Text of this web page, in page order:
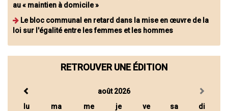
au « maintien à domicile »
Le bloc communal en retard dans la mise en œuvre de la
loi sur l'égalité entre les femmes et les hommes
RETROUVER UNE ÉDITION
août 2026
lu
ma me je ve sa di